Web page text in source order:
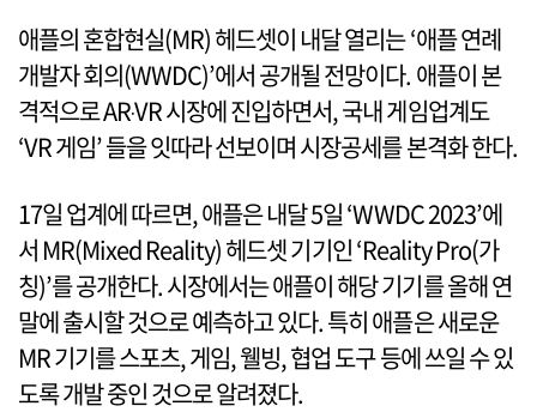
애플의 혼합현실(MR) 헤드셋이 내달 열리는 ‘애플 연례
개발자 회의(WWDC)’에서 공개될 전망이다. 애플이 본
격적으로 AR‧VR 시장에 진입하면서, 국내 게임업계도
‘VR 게임’ 들을 잇따라 선보이며 시장공세를 본격화 한다.
17일 업계에 따르면, 애플은 내달 5일 ‘WWDC 2023’에
서 MR(Mixed Reality) 헤드셋 기기인 ‘Reality Pro(가
칭)’를 공개한다. 시장에서는 애플이 해당 기기를 올해 연
말에 출시할 것으로 예측하고 있다. 특히 애플은 새로운
MR 기기를 스포츠, 게임, 웰빙, 협업 도구 등에 쓰일 수 있
도록 개발 중인 것으로 알려졌다.